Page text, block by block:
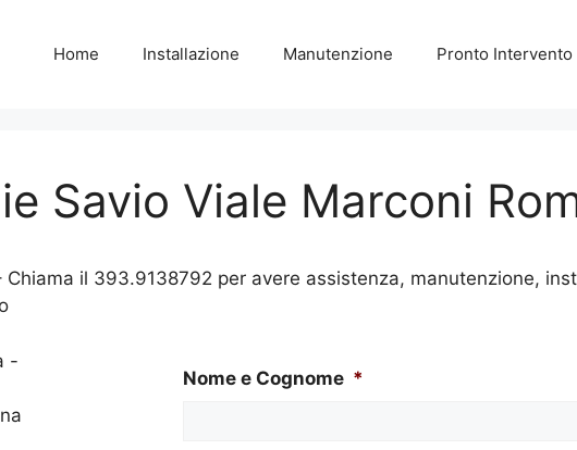
Home Installazione Manutenzione Pronto Intervento
Savio Viale Marconi
il 393.9138792 per avere assistenza, manutenzione,
Nome e Cognome *